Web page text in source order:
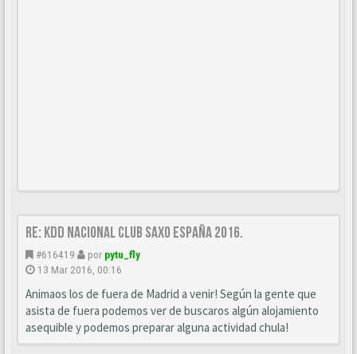
Re: KDD Nacional Club Saxo España 2016.
#616419 por pytu_fly
13 Mar 2016, 00:16
Animaos los de fuera de Madrid a venir! Según la gente que
asista de fuera podemos ver de buscaros algún alojamiento
asequible y podemos preparar alguna actividad chula!